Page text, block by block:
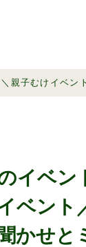
未来青
フロアガ
親子むけイベ
イベ
ベント
かせと